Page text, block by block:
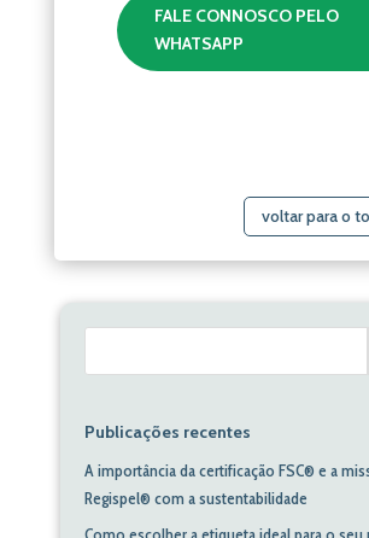
FALE CONNOSCO PELO
WHATSAPP
voltar para o
Publicações recentes
A importância da certificação FSC® e a
Regispel® com a sustentabilidade